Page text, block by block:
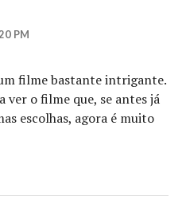
PM
filme bastante intrigante.
ver o filme que, se antes já
escolhas, agora é muito